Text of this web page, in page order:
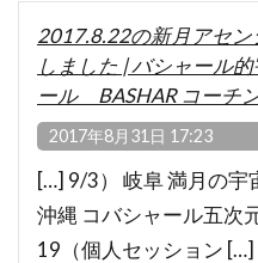
2017.8.22の新月アセ
しました | バシャール
ール BASHAR コーチ
2017年8月31日 17:23
[…] 9/3） 岐阜 満月の
沖縄 コバシャール五
19（個人セッション […]